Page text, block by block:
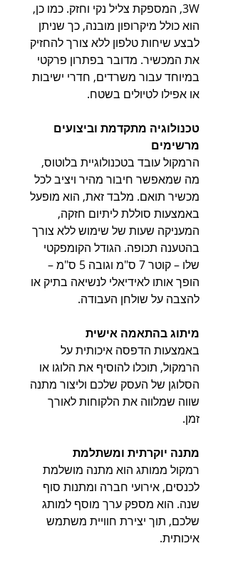
3W, המספקת צליל נקי וחזק. כמו כן,
הוא כולל מיקרופון מובנה, כך שניתן
לבצע שיחות טלפון ללא צורך להחזיק
את המכשיר. מדובר בפתרון פרקטי
במיוחד עבור משרדים, חדרי ישיבות
או אפילו לטיולים בשטח.
טכנולוגיה מתקדמת וביצועים
מרשימים
הרמקול עובד בטכנולוגיית בלוטוס,
מה שמאפשר חיבור מהיר ויציב לכל
מכשיר תואם. מלבד זאת, הוא מופעל
באמצעות סוללת ליתיום חזקה,
המעניקה שעות של שימוש ללא צורך
בהטענה תכופה. הגודל הקומפקטי
שלו – קוטר 7 ס"מ וגובה 5 ס"מ –
הופך אותו לאידיאלי לנשיאה בתיק או
להצבה על שולחן העבודה.
מיתוג בהתאמה אישית
באמצעות הדפסה איכותית על
הרמקול, תוכלו להוסיף את הלוגו או
הסלוגן של העסק שלכם וליצור מתנה
שווה שמלווה את הלקוחות לאורך
זמן.
מתנה יוקרתית ומשתלמת
רמקול ממותג הוא מתנה מושלמת
לכנסים, אירועי חברה ומתנות סוף
שנה. הוא מספק ערך מוסף למותג
שלכם, תוך יצירת חוויית משתמש
איכותית.